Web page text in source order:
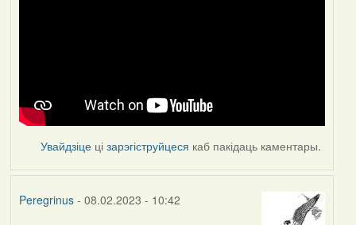
Увайдзіце цізарэгіструйцеся каб пакідаць каментары.
Peregrinus- 08.02.2023 - 10:42